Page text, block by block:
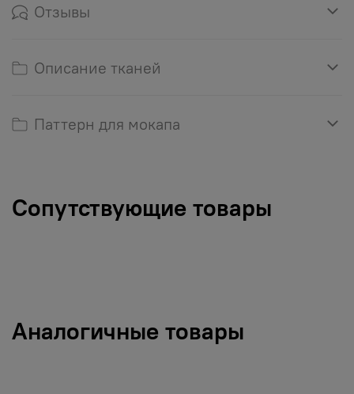
Отзывы
Описание тканей
Паттерн для мокапа
Сопутствующие товары
Аналогичные товары